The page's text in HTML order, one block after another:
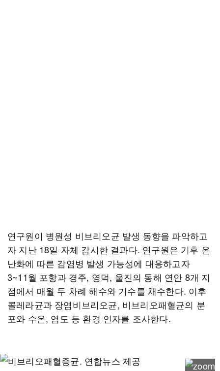
연구원이 병원성 비브리오균 발생 동향을 파악하고
자 지난 18일 자체 감시한 결과다. 연구원은 기후 온
난화에 따른 감염병 발생 가능성에 대응하고자
3~11월 포항과 경주, 영덕, 울진의 동해 연안 8개 지
점에서 매월 두 차례 해수와 기수를 채수한다. 이후
콜레라균과 장염비브리오균, 비브리오패혈균의 분
포와 수온, 염도 등 환경 인자를 조사한다.